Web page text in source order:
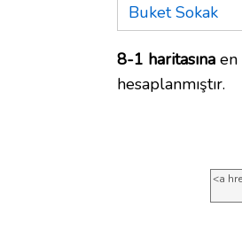
Buket Sokak
8-1 haritasına en
hesaplanmıştır.